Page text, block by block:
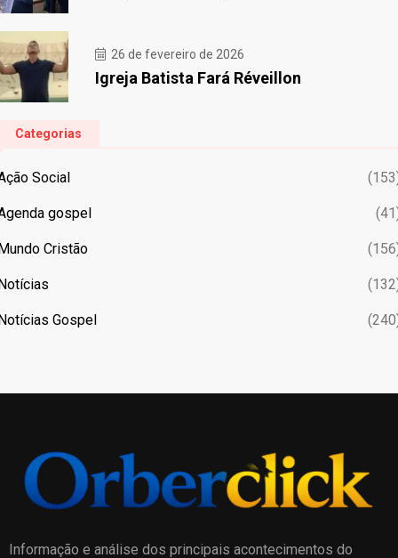
26 de fevereiro de 2026
Igreja Batista Fará Réveillon
Categorias
Social
gospel
Cristão
Gospel
Informação e análise dos principais acontecimentos do